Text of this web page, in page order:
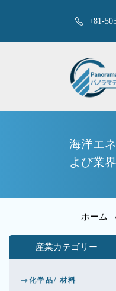
+81-
海洋エ
よび業
ホーム
産業カテゴリー
化学品/ 材料